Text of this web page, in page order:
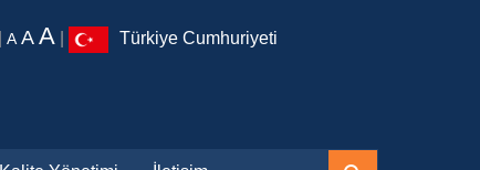
A A A Türkiye Cumhuriyeti